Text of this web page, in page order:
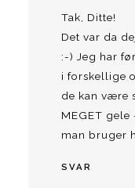
Tak, Ditte!
Det var da
:-) Jeg har
i forskellige
de kan være
MEGET
man bruger
SVAR